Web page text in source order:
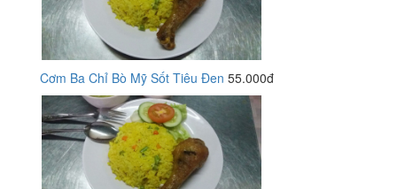
Cơm Ba Chỉ Bò Mỹ Sốt Tiêu Đen 55.000đ